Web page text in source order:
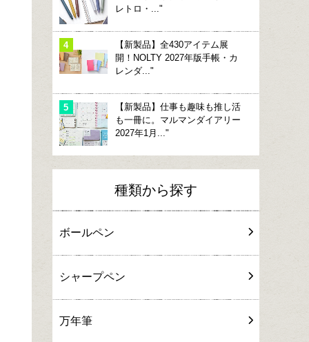
レトロ・..."
【新製品】全430アイテム展
開！NOLTY 2027年版手帳・カ
レンダ..."
【新製品】仕事も趣味も推し活
も一冊に。マルマンダイアリー
2027年1月..."
種類から探す
ボールペン
シャープペン
万年筆